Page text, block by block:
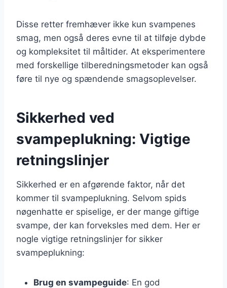
Disse retter fremhæver ikke kun svampenes
smag, men også deres evne til at tilføje dybde
og kompleksitet til måltider. At eksperimentere
med forskellige tilberedningsmetoder kan også
føre til nye og spændende smagsoplevelser.
Sikkerhed ved
svampeplukning: Vigtige
retningslinjer
Sikkerhed er en afgørende faktor, når det
kommer til svampeplukning. Selvom spids
nøgenhatte er spiselige, er der mange giftige
svampe, der kan forveksles med dem. Her er
nogle vigtige retningslinjer for sikker
svampeplukning:
Brug en svampeguide: En god